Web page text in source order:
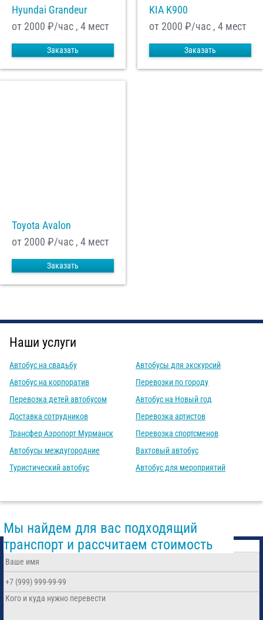
Hyundai Grandeur
от 2000 ₽/час , 4 мест
Заказать
KIA K900
от 2000 ₽/час , 4 мест
Заказать
Toyota Avalon
от 2000 ₽/час , 4 мест
Заказать
Наши услуги
Автобус на свадьбу
Автобус на корпоратив
Перевозка детей автобусом
Доставка сотрудников
Трансфер Аэропорт Мурманск
Автобусы междугородние
Туристический автобус
Автобусы для экскурсий
Перевозки по городу
Автобус на Новый год
Перевозка артистов
Перевозка спортсменов
Вахтовый автобус
Автобус для мероприятий
Мы найдем для вас подходящий
транспорт и рассчитаем стоимость